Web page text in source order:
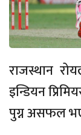
राजस्थान
इन्डियन
पुग्न असफल